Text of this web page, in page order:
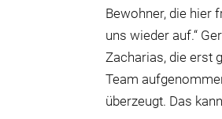
Bewohner, die hier
uns wieder auf.“
Zacharias, die erst
Team
überzeugt. Das